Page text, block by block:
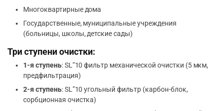
Многоквартирные дома
Государственные, муниципальные учреждения
(больницы, школы, детские сады)
Три ступени очистки:
1-я ступень: SL”10 фильтр механической очистки (5 мкм,
предфильтрация)
2-я ступень: SL”10 угольный фильтр (карбон-блок,
сорбционная очистка)